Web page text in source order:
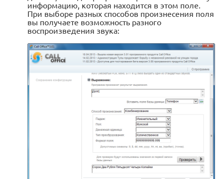
информацию, которая находится в этом поле.
При выборе разных способов произнесения поля
вы получаете возможность разного
воспроизведения звука: